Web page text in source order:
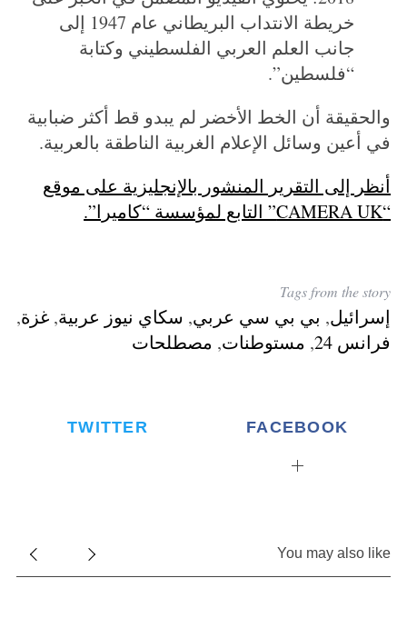
خريطة الانتداب البريطاني عام 1947 إلى
جانب العلم العربي الفلسطيني وكتابة
“فلسطين”.
والحقيقة أن الخط الأخضر لم يبدو قط أكثر ضبابية
في أعين وسائل الإعلام الغربية الناطقة بالعربية.
أنظر إلى التقرير المنشور بالإنجليزية على موقع
“CAMERA UK” التابع لمؤسسة “كاميرا”.
Tags from the story
إسرائيل, بي بي سي عربي, سكاي نيوز عربية, غزة,
فرانس 24
, مستوطنات, مصطلحات
FACEBOOK
TWITTER
You may also like